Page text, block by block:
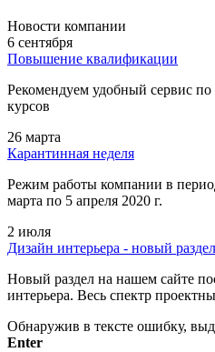
Новости компании
6 сентября
Повышение квалификации
Рекомендуем удобный сервис по
курсов
26 марта
Карантинная неделя
Режим работы компании в
марта по 5 апреля 2020 г.
2 июля
Дизайн интерьера - новый
Новый раздел на нашем сайте
интерьера. Весь спектр
Обнаружив в тексте ошибку,
Enter